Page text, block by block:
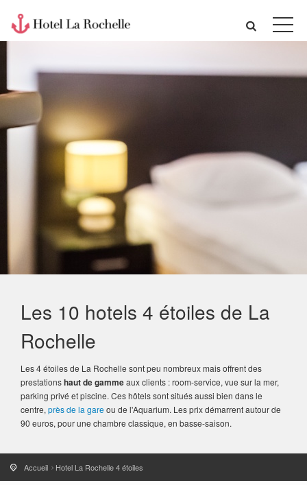
Les 10 hotels 4 étoiles de La
Rochelle
Les 4 étoiles de La Rochelle sont peu nombreux mais offrent des
prestationshaut de gammeaux clients : room-service, vue sur la mer,
parking privé et piscine. Ces hôtels sont situés aussi bien dans le
centre,près de la gareou de l'Aquarium. Les prix démarrent autour de
90 euros, pour une chambre classique, en basse-saison.
Accueil Hotel La Rochelle 4 étoiles